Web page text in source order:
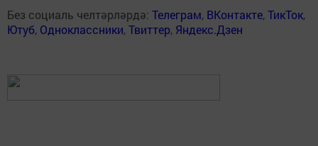
Без социаль челтәрләрдә: Телеграм, ВКонтакте,ТикТок,
Ютуб, Одноклассники,Твиттер, Яндекс.Дзен